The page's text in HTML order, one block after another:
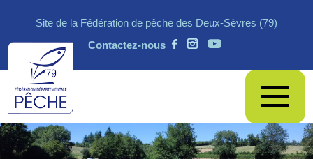
Site de la Fédération de pêche des Deux-Sèvres (79)
Contactez-nous